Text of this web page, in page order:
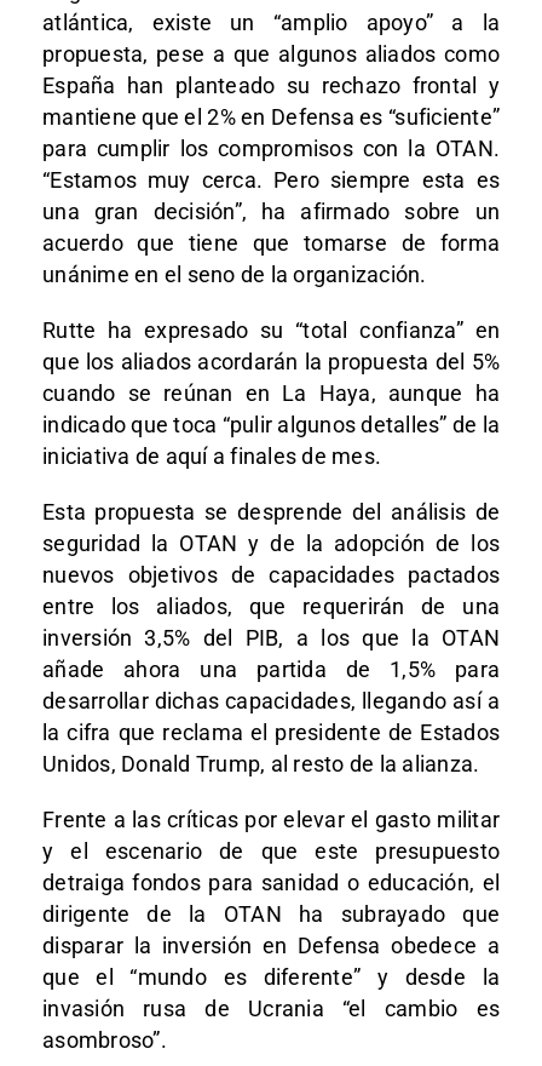
atlántica, existe un “amplio apoyo” a la
propuesta, pese a que algunos aliados como
España han planteado su rechazo frontal y
mantiene que el 2% en Defensa es “suficiente”
para cumplir los compromisos con la OTAN.
“Estamos muy cerca. Pero siempre esta es
una gran decisión”, ha afirmado sobre un
acuerdo que tiene que tomarse de forma
unánime en el seno de la organización.
Rutte ha expresado su “total confianza” en
que los aliados acordarán la propuesta del 5%
cuando se reúnan en La Haya, aunque ha
indicado que toca “pulir algunos detalles” de la
iniciativa de aquí a finales de mes.
Esta propuesta se desprende del análisis de
seguridad la OTAN y de la adopción de los
nuevos objetivos de capacidades pactados
entre los aliados, que requerirán de una
inversión 3,5% del PIB, a los que la OTAN
añade ahora una partida de 1,5% para
desarrollar dichas capacidades, llegando así a
la cifra que reclama el presidente de Estados
Unidos, Donald Trump, al resto de la alianza.
Frente a las críticas por elevar el gasto militar
y el escenario de que este presupuesto
detraiga fondos para sanidad o educación, el
dirigente de la OTAN ha subrayado que
disparar la inversión en Defensa obedece a
que el “mundo es diferente” y desde la
invasión rusa de Ucrania “el cambio es
asombroso”.